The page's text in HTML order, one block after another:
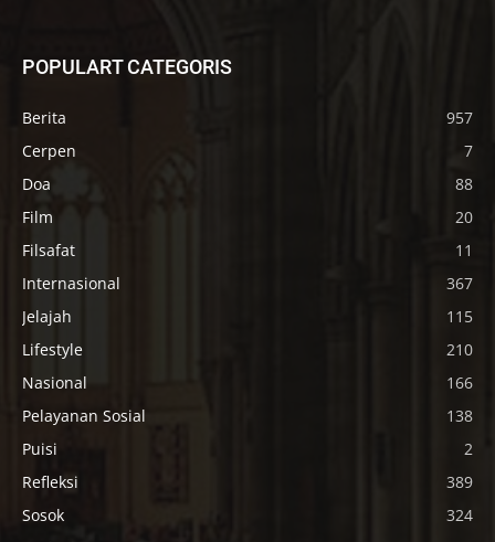
POPULART CATEGORIS
Berita
957
Cerpen
7
Doa
88
Film
20
Filsafat
11
Internasional
367
Jelajah
115
Lifestyle
210
Nasional
166
Pelayanan Sosial
138
Puisi
2
Refleksi
389
Sosok
324